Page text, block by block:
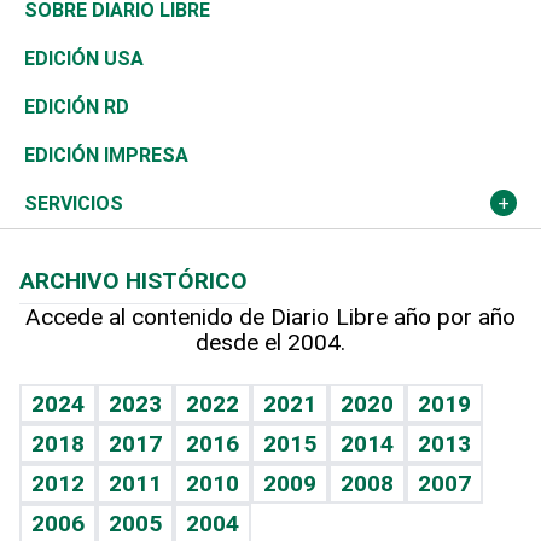
Reportajes
África
Ocenanía
Caribe
Resto del mundo
Vivienda
Telecom.
Global y variable
Economía personal
Belleza
Buena Vida
Sociales
Novedades
Podcast Arte Libre
Hablando con el pediatra
Vida y familia
Eñe
Celebrando la vida
Golf
Ciclismo
Tenis
Olimpismo
Más deportes
Línea de hit
TBT Deportivo
De buena tinta
En Directo
El Espía
Noticiero Poteleche
Columnistas
Más firmas
Clima
Tecnología
Historia
Martes de tecnología
Cambio climático
Mundo
Economía
Revista
Deportes
Opinión
Hecho en casa
Guía del dinero
SOBRE DIARIO LIBRE
EDICIÓN USA
EDICIÓN RD
EDICIÓN IMPRESA
SERVICIOS
Cumpleaños
Horóscopos
Crucigramas
ARCHIVO HISTÓRICO
Accede al contenido de Diario Libre año por año
desde el 2004.
2024 2023 2022 2021 2020
2019
2018
2017 2016 2015 2014
2013
2012
2011 2010 2009 2008
2007
2006
2005 2004